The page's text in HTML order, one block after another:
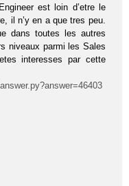
est loin d’etre le
il n’y en a que tres peu.
dans toutes les autres
niveaux parmi les Sales
interesses par cette